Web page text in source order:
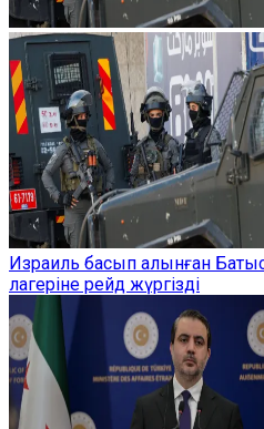
Израиль басып алынған
лагеріне рейд жүргізді